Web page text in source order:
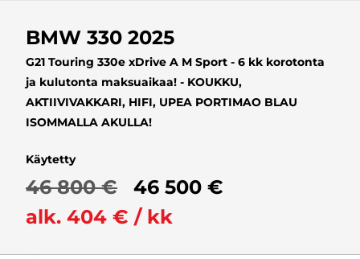
BMW 330 2025
G21 Touring 330e xDrive A M Sport - 6 kk korotonta
ja kulutonta maksuaikaa! - KOUKKU,
AKTIIVIVAKKARI, HIFI, UPEA PORTIMAO BLAU
ISOMMALLA AKULLA!
Käytetty
46 800 €
46 500 €
alk. 404 € / kk